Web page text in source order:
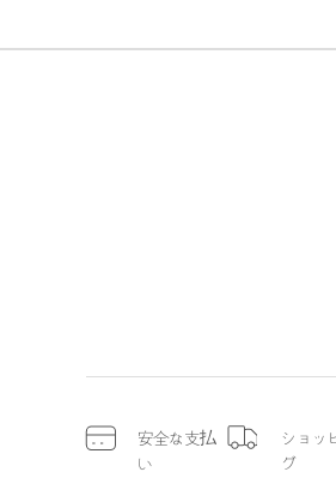
安全な支払
い
ショッ
グ